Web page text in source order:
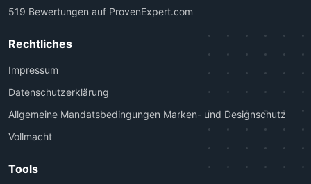
519 Bewertungen auf ProvenExpert.com
Rechtliches
Impressum
Datenschutzerklärung
Allgemeine Mandatsbedingungen Marken- und Designschutz
Vollmacht
Tools